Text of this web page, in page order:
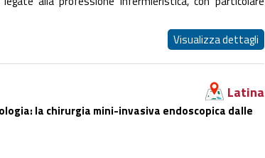
Visualizza dettagli
Latina
la chirurgia mini-invasiva endoscopica dalle